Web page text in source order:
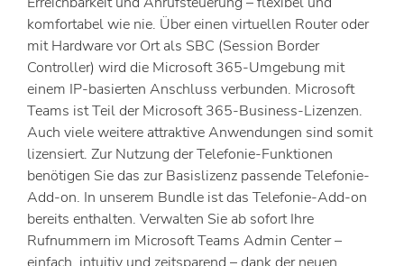
komfortabel wie nie. Über einen virtuellen Router oder
mit Hardware vor Ort als SBC (Session Border
Controller) wird die Microsoft 365-Umgebung mit
einem IP-basierten Anschluss verbunden. Microsoft
Teams ist Teil der Microsoft 365-Business-Lizenzen.
Auch viele weitere attraktive Anwendungen sind somit
lizensiert. Zur Nutzung der Telefonie-Funktionen
benötigen Sie das zur Basislizenz passende Telefonie-
Add-on. In unserem Bundle ist das Telefonie-Add-on
bereits enthalten. Verwalten Sie ab sofort Ihre
Rufnummern im Microsoft Teams Admin Center –